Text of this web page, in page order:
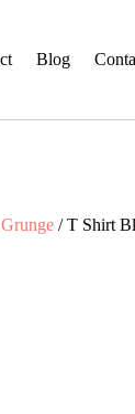
Blog
/ T Shirt